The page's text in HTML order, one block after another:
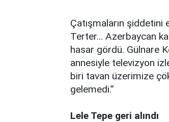
Çatışmaların
Terter... Azerbaycan
hasar gördü. Gülnare
annesiyle televizyon
biri tavan üzerimize
gelemedi.”
Lele Tepe geri alındı